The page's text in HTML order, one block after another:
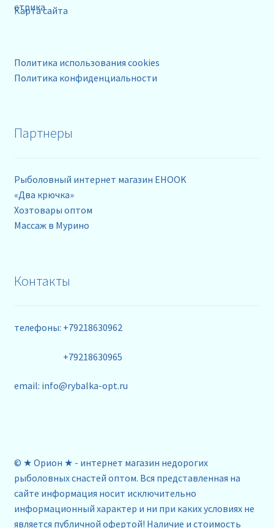
Карта сайта
Политика использования cookies
Политика конфиденциальности
Партнеры
Рыболовный интернет магазин EHOOK
«Два крючка»
Хозтовары оптом
Массаж в Мурино
Контакты
телефоны: +79218630962
+79218630965
email: info@rybalka-opt.ru
© ★ Орион ★ - интернет магазин недорогих
рыболовных снастей оптом. Вся представленная на
сайте информация носит исключительно
информационный характер и ни при каких условиях не
является публичной офертой! Наличие и стоимость